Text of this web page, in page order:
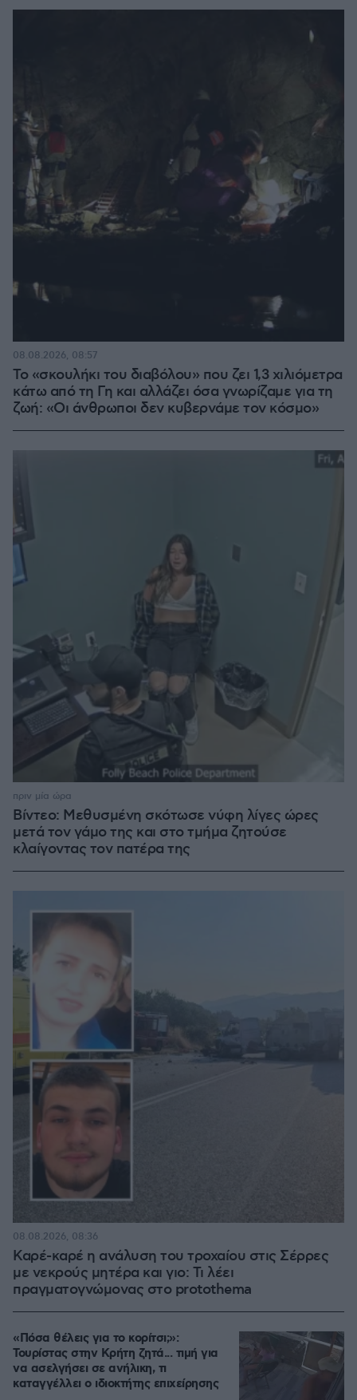
Το «σκουλήκι του διαβόλου» που ζει 1,3 χιλιόμετρα
κάτω από τη Γη και αλλάζει όσα γνωρίζαμε για τη
ζωή: «Οι άνθρωποι δεν κυβερνάμε τον κόσμο»
08.08.2026, 08:57
Βίντεο: Μεθυσμένη σκότωσε νύφη λίγες ώρες
μετά τον γάμο της και στο τμήμα ζητούσε
κλαίγοντας τον πατέρα της
πριν μία ώρα
Καρέ-καρέ η ανάλυση του τροχαίου στις Σέρρες
με νεκρούς μητέρα και γιο: Τι λέει
πραγματογνώμονας στο protothema
08.08.2026, 08:36
«Πόσα θέλεις για το κορίτσι;»:
Τουρίστας στην Κρήτη ζητά... τιμή για
να ασελγήσει σε ανήλικη, τι
καταγγέλλει ο ιδιοκτήτης επιχείρησης